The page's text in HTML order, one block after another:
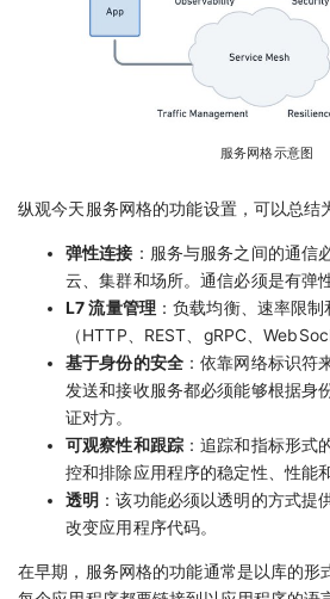
服务网格示意图
纵观今天服务网格的功能设置，可以总结
弹性连接 ：服务与服务之间的通信
云、集群和场所。通信必须是有弹
L7 流量管理：负载均衡、速率限
（HTTP、REST、gRPC、
基于身份的安全：依靠网络标识符
发送和接收服务都必须能够根据身
证对方。
可观察性和跟踪：追踪和指标形式
控和排除应用程序的稳定性、性能
透明 ：该功能必须以透明的方式提
改变应用程序代码。
在早期，服务网格的功能通常是以库的形